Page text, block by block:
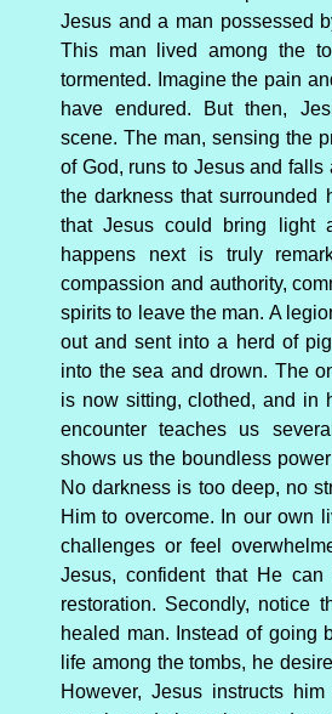
Jesus and a man possessed
This man lived among the
tormented. Imagine the pain
have endured. But then,
scene. The man, sensing the
of God, runs to Jesus and falls
the darkness that surrounded
that Jesus could bring light
happens next is truly
compassion and authority,
spirits to leave the man. A
out and sent into a herd of
into the sea and drown. The
is now sitting, clothed, and in
encounter teaches us
shows us the boundless
No darkness is too deep, no
Him to overcome. In our own
challenges or feel
Jesus, confident that He
restoration. Secondly, notice
healed man. Instead of going
life among the tombs, he
However, Jesus instructs